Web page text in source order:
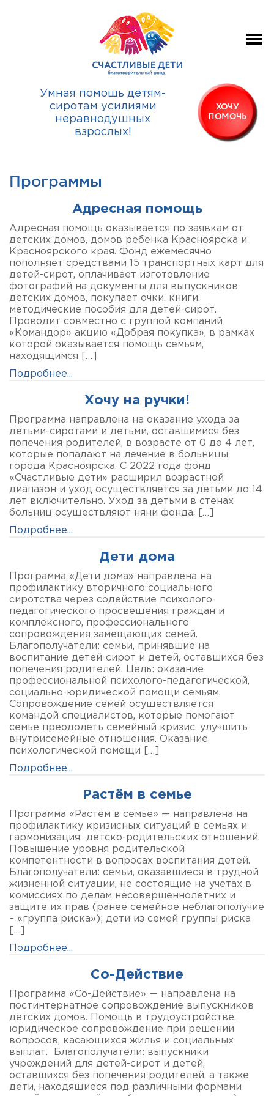
Умная помощь детям-
сиротам усилиями
неравнодушных
взрослых!
ХОЧУ
ПОМОЧЬ
Программы
Адресная помощь
Адресная помощь оказывается по заявкам от
детских домов, домов ребенка Красноярска и
Красноярского края. Фонд ежемесячно
пополняет средствами 15 транспортных карт для
детей-сирот, оплачивает изготовление
фотографий на документы для выпускников
детских домов, покупает очки, книги,
методические пособия для детей-сирот.
Проводит совместно с группой компаний
«Командор» акцию «Добрая покупка», в рамках
которой оказывается помощь семьям,
находящимся […]
Подробнее...
Хочу на ручки!
Программа направлена на оказание ухода за
детьми-сиротами и детьми, оставшимися без
попечения родителей, в возрасте от 0 до 4 лет,
которые попадают на лечение в больницы
города Красноярска. С 2022 года фонд
«Счастливые дети» расширил возрастной
диапазон и уход осуществляется за детьми до 14
лет включительно. Уход за детьми в стенах
больниц осуществляют няни фонда. […]
Подробнее...
Дети дома
Программа «Дети дома» направлена на
профилактику вторичного социального
сиротства через содействие психолого-
педагогического просвещения граждан и
комплексного, профессионального
сопровождения замещающих семей.
Благополучатели: семьи, принявшие на
воспитание детей-сирот и детей, оставшихся без
попечения родителей. Цель: оказание
профессиональной психолого-педагогической,
социально-юридической помощи семьям.
Сопровождение семей осуществляется
командой специалистов, которые помогают
семье преодолеть семейный кризис, улучшить
внутрисемейные отношения. Оказание
психологической помощи […]
Подробнее...
Растём в семье
Программа «Растём в семье» — направлена на
профилактику кризисных ситуаций в семьях и
гармонизация детско-родительских отношений.
Повышение уровня родительской
компетентности в вопросах воспитания детей.
Благополучатели: семьи, оказавшиеся в трудной
жизненной ситуации, не состоящие на учетах в
комиссиях по делам несовершеннолетних и
защите их прав (ранее семейное неблагополучие
– «группа риска»); дети из семей группы риска
[…]
Подробнее...
Со-Действие
Программа «Со-Действие» — направлена на
постинтернатное сопровождение выпускников
детских домов. Помощь в трудоустройстве,
юридическое сопровождение при решении
вопросов, касающихся жилья и социальных
выплат. Благополучатели: выпускники
учреждений для детей-сирот и детей,
оставшихся без попечения родителей, а также
дети, находящиеся под различными формами